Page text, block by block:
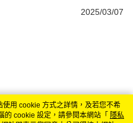
2025/03/07
用 cookie 方式之詳情，及若您不希
的 cookie 設定，請參閱本網站「 隱私